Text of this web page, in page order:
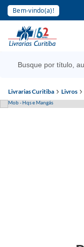
Bem-vindo(a)!
Livrarias Curitiba Livros